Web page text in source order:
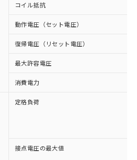
コイル抵抗
動作電圧（セット電圧）
復帰電圧（リセット電圧）
最大許容電圧
消費電力
定格負荷
接点電圧の最大値